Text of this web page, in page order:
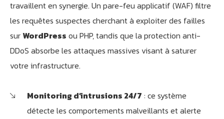
travaillent en synergie. Un pare-feu applicatif (WAF) filtre
les requêtes suspectes cherchant à exploiter des failles
surWordPress ou PHP, tandis que la protection anti-
DDoS absorbe les attaques massives visant à saturer
votre infrastructure.
Monitoring d’intrusions 24/7 : ce système
détecte les comportements malveillants et alerte